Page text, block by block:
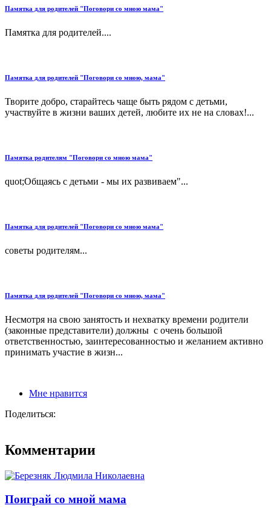
Памятка для родителей "Поговори со мною мама"
Памятка для родителей....
Памятка для родителей "Поговори со мною, мама"
Творите добро, старайтесь чаще быть рядом с детьми,
участвуйте в жизни ваших детей, любите их не на словах!...
Памятка родителям "Поговори со мною мама"
quot;Общаясь с детьми - мы их развиваем"...
Памятка для родителей "Поговори со мною мама"
советы родителям...
Памятка для родителей "Поговори со мною, мама"
Несмотря на свою занятость и нехватку времени родители
(законные представители) должны с очень большой
ответственностью, заинтересованностью и желанием активно
принимать участие в жизн...
Мне нравится
Поделиться:
Комментарии
Поиграй со мной мама